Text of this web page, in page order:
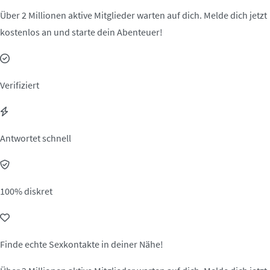
Über 2 Millionen aktive Mitglieder warten auf dich. Melde dich jetzt
kostenlos an und starte dein Abenteuer!
Verifiziert
Antwortet schnell
100% diskret
Finde echte Sexkontakte in deiner Nähe!